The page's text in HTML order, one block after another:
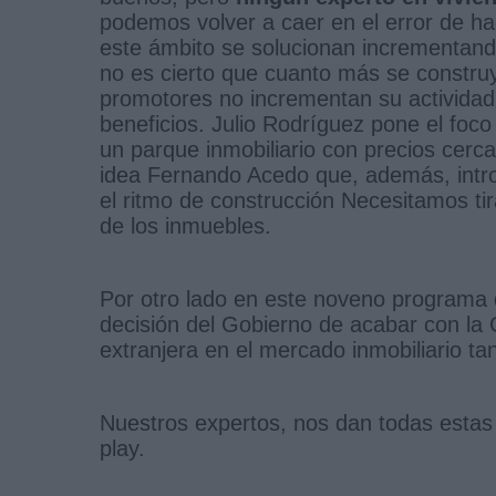
podemos volver a caer en el error de
este ámbito se solucionan
no es cierto que cuanto más se
promotores no incrementan su
beneficios. Julio Rodríguez pone el
un parque inmobiliario con precios
idea Fernando Acedo que, además,
el ritmo de construcción Necesitamos
de los inmuebles.
Por otro lado en este noveno
decisión del Gobierno de acabar con
extranjera en el mercado inmobiliario
Nuestros expertos, nos dan todas
play.